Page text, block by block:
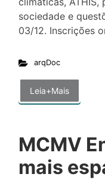
sociedade e
03/12. Inscrições
arqDoc
Leia+Mais
MCMV
mais